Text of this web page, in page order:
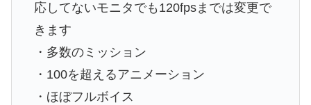
応してないモニタでも120fpsまでは変更で
きます
・多数のミッション
・100を超えるアニメーション
・ほぼフルボイス